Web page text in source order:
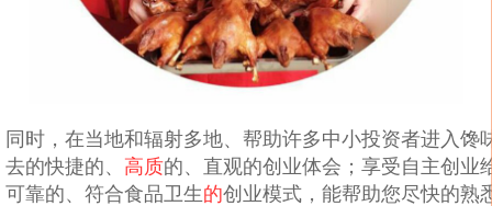
同时，在当地和辐射多地、帮助许多中小投资者进入
去的快捷的、 高质的、直观的创业体会；享受自主创业
可靠的、符合食品卫生的创业模式，能帮助您尽快的熟